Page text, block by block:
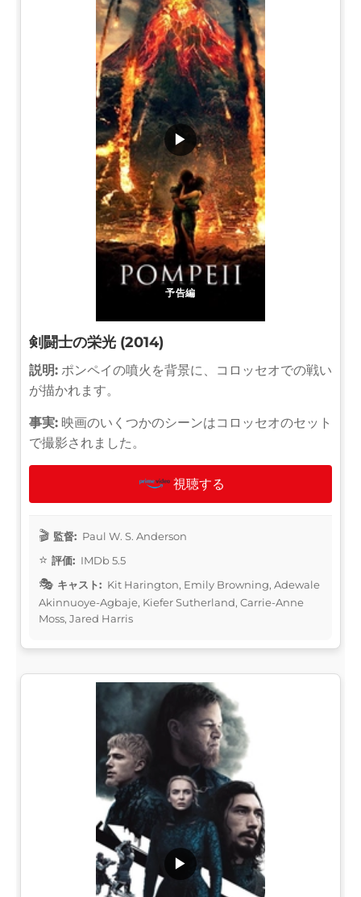
予告編
▶
剣闘士の栄光 (2014)
説明: ポンペイの噴火を背景に、コロッセオでの戦い
が描かれます。
事実: 映画のいくつかのシーンはコロッセオのセット
で撮影されました。
視聴する
監督: Paul W. S. Anderson
評価: IMDb 5.5
キャスト: Kit Harington, Emily Browning, Adewale
Akinnuoye-Agbaje, Kiefer Sutherland, Carrie-Anne
Moss, Jared Harris
▶